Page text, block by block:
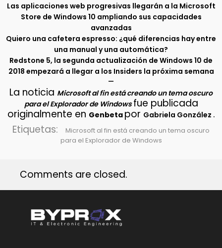
Las aplicaciones web progresivas llegarán a la Microsoft
Store de Windows 10 ampliando sus capacidades
avanzadas
Quiero una cafetera espresso: ¿qué diferencias hay entre
una manual y una automática?
Redstone 5, la segunda actualización de Windows 10 de
2018 empezará a llegar a los Insiders la próxima semana
–
La noticia Microsoft al fin está creando un tema oscuro
para el Explorador de Windowsfue publicada
originalmente en Genbeta por Gabriela González .
Etiquetas:
Microsoft al fin está creando un tema oscuro
para el Explorador de Windows
Comments are closed.